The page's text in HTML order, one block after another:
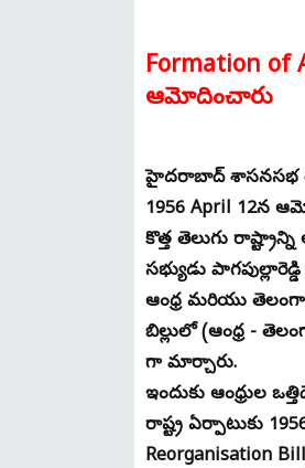
Formation of
ఆమోదించారు
హైదరాబాద్ శాసనసభ
1956 April 12న
కొత్త తెలుగు
సభ్యుడు
ఆంధ్ర మరియు
బిల్లులో (ఆంధ్ర -
గా మార్చారు.
ఇందుకు ఆంధ్రుల
రాష్ట్ర ఏర్పాటుకు
Reorganisation